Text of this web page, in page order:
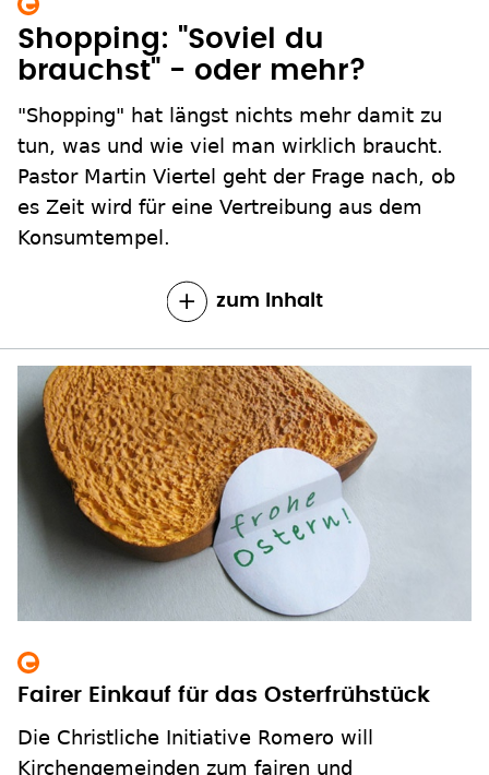
Shopping: "Soviel du
brauchst" - oder mehr?
"Shopping" hat längst nichts mehr damit zu
tun, was und wie viel man wirklich braucht.
Pastor Martin Viertel geht der Frage nach, ob
es Zeit wird für eine Vertreibung aus dem
Konsumtempel.
zum Inhalt
Fairer Einkauf für das Osterfrühstück
Die Christliche Initiative Romero will
Kirchengemeinden zum fairen und